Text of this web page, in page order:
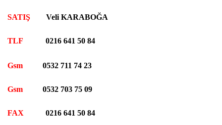
SATIŞ Veli KARABOĞA
TLF 0216 641 50 84
Gsm 0532 711 74 23
Gsm 0532 703 75 09
FAX 0216 641 50 84